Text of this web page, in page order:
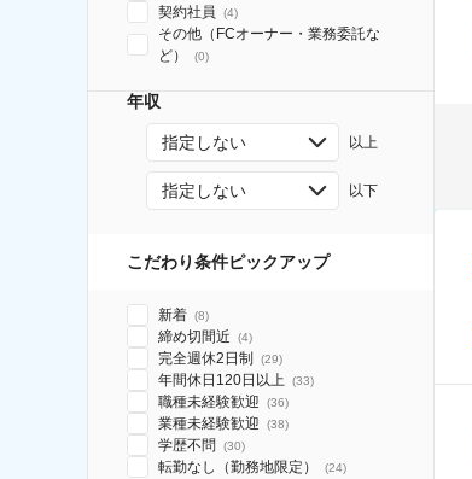
契約社員 (4)
その他（FCオーナー・業務委託な
ど）
(0)
年収
指定しない 以上
指定しない 以下
こだわり条件ピックアップ
新着 (8)
締め切間近 (4)
完全週休2日制 (29)
年間休日120日以上 (33)
職種未経験歓迎 (36)
業種未経験歓迎 (38)
学歴不問 (30)
転勤なし（勤務地限定） (24)